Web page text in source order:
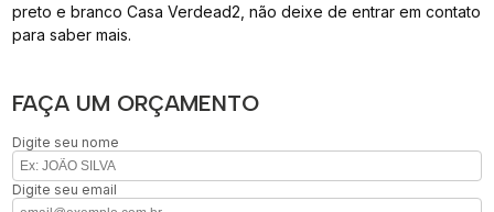
preto e branco Casa Verdead2, não deixe de entrar em contato
para saber mais.
FAÇA UM ORÇAMENTO
Digite seu nome
Digite seu email